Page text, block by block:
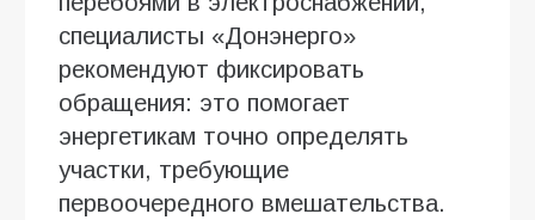
специалисты «Донэнерго»
рекомендуют фиксировать
обращения: это помогает
энергетикам точно определять
участки, требующие
первоочередного вмешательства.